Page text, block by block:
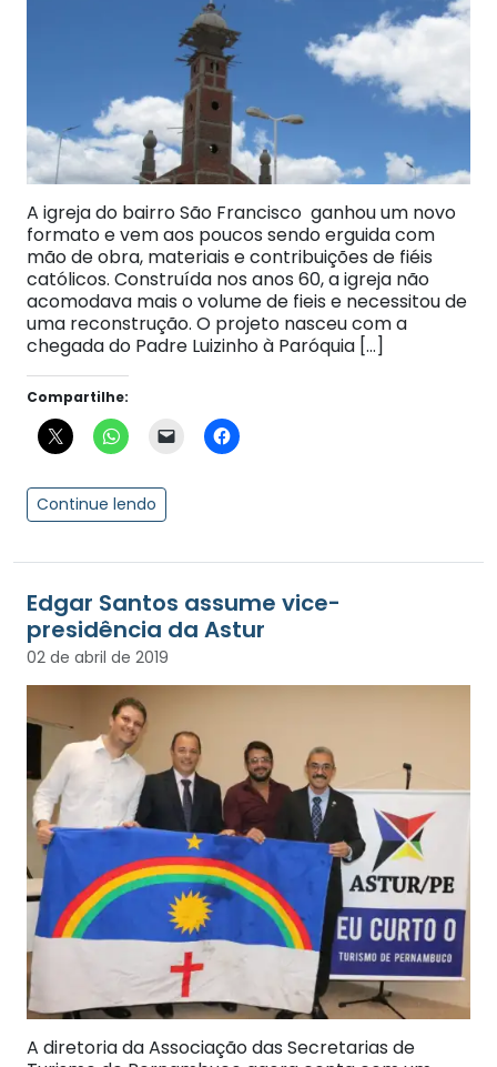
A igreja do bairro São Francisco ganhou um novo
formato e vem aos poucos sendo erguida com
mão de obra, materiais e contribuições de fiéis
católicos. Construída nos anos 60, a igreja não
acomodava mais o volume de fieis e necessitou de
uma reconstrução. O projeto nasceu com a
chegada do Padre Luizinho à Paróquia […]
Compartilhe:
Continue lendo
Edgar Santos assume vice-
presidência da Astur
02 de abril de 2019
A diretoria da Associação das Secretarias de